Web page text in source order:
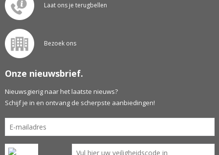
Laat ons je terugbellen
Bezoek ons
Onze nieuwsbrief.
Nieuwsgierig naar het laatste nieuws?
Schijf je in en ontvang de scherpste aanbiedingen!